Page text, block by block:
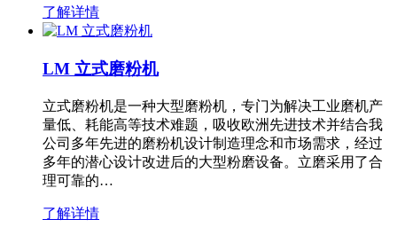
了解详情
LM 立式磨粉机
立式磨粉机是一种大型磨粉机，专门为解决工业磨机产
量低、耗能高等技术难题，吸收欧洲先进技术并结合我
公司多年先进的磨粉机设计制造理念和市场需求，经过
多年的潜心设计改进后的大型粉磨设备。立磨采用了合
理可靠的…
了解详情